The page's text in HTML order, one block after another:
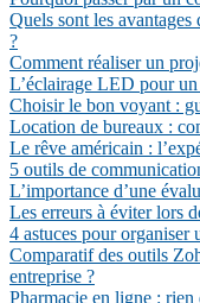
Quels sont les
?
Comment réaliser un
L’éclairage LED pour
Choisir le bon voyant :
Location de bureaux :
Le rêve américain :
5 outils de
L’importance d’une
Les erreurs à éviter lors
4 astuces pour organiser
Comparatif des outils
entreprise ?
Pharmacie en ligne : rien